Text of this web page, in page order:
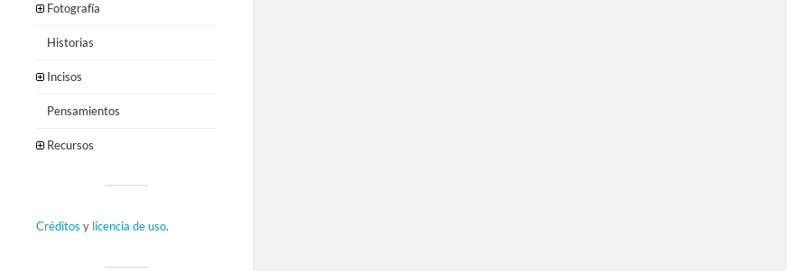
Fotografía
Historias
Incisos
Pensamientos
Recursos
Créditos y licencia de uso.